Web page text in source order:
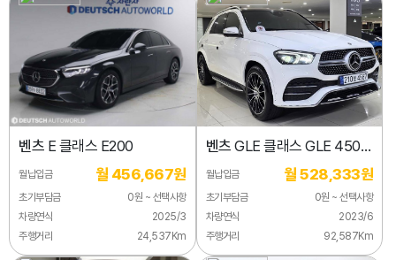
벤츠 E 클래스 E200
월납입금 월 456,667원
초기부담금
0원 ~ 선택사항
차량연식
2025/3
주행거리
24,537Km
벤츠 GLE 클래스 GLE 450
4MATIC
월납입금 월 528,333원
초기부담금
0원 ~ 선택사항
차량연식
2023/6
주행거리
92,587Km